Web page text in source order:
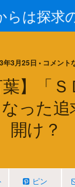
らは探求
年3月25日 • コメント
葉】「
った
開け？
ピン